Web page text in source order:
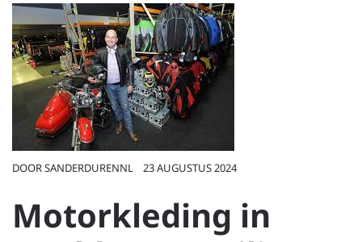
DOORSANDERDURENNL 23 AUGUSTUS 2024
Motorkleding in